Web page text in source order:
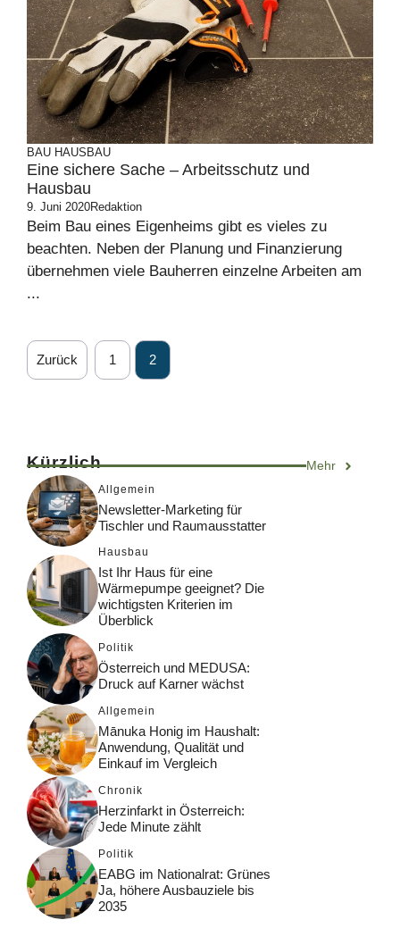
BAU HAUSBAU
Eine sichere Sache – Arbeitsschutz und
Hausbau
9. Juni 2020Redaktion
Beim Bau eines Eigenheims gibt es vieles zu
beachten. Neben der Planung und Finanzierung
übernehmen viele Bauherren einzelne Arbeiten am
...
Zurück 1 2
Kürzlich Mehr
Allgemein
Newsletter-Marketing für
Tischler und Raumausstatter
Hausbau
Ist Ihr Haus für eine
Wärmepumpe geeignet? Die
wichtigsten Kriterien im
Überblick
Politik
Österreich und MEDUSA:
Druck auf Karner wächst
Allgemein
Mānuka Honig im Haushalt:
Anwendung, Qualität und
Einkauf im Vergleich
Chronik
Herzinfarkt in Österreich:
Jede Minute zählt
Politik
EABG im Nationalrat: Grünes
Ja, höhere Ausbauziele bis
2035